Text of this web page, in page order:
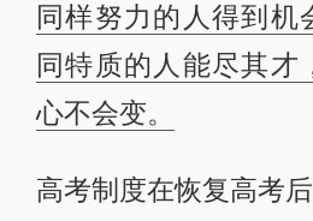
同样努力的人得到机
同特质的人能尽其才
心不会变。
高考制度在恢复高考